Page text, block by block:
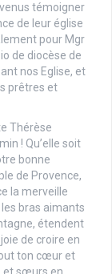
témoigner
de leur église
pour Mgr
de diocèse de
nos Eglise, et
prêtres et
Thérèse
! Qu’elle soit
bonne
de Provence,
la merveille
bras aimants
étendent
de croire en
ton cœur et